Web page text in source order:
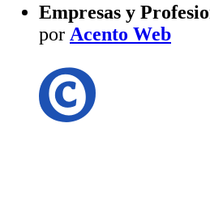
Empresas y
por Acento Web